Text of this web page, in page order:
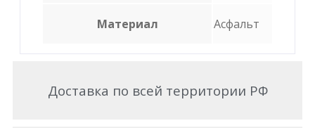
Материал Асфальт
Доставка по всей территории РФ